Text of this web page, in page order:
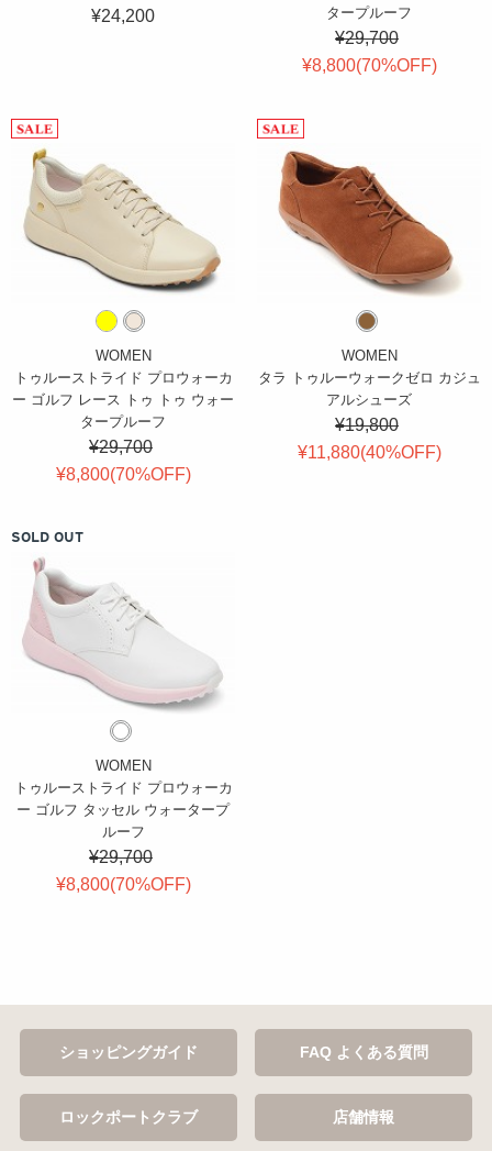
¥24,200
タープルーフ
¥29,700
¥8,800(70%OFF)
WOMEN
トゥルーストライド プロウォーカ
ー ゴルフ レース トゥ トゥ ウォー
タープルーフ
¥29,700
¥8,800(70%OFF)
WOMEN
タラ トゥルーウォークゼロ カジュ
アルシューズ
¥19,800
¥11,880(40%OFF)
SOLD OUT
WOMEN
トゥルーストライド プロウォーカ
ー ゴルフ タッセル ウォータープ
ルーフ
¥29,700
¥8,800(70%OFF)
ショッピングガイド FAQ よくある質問
ロックポートクラブ 店舗情報